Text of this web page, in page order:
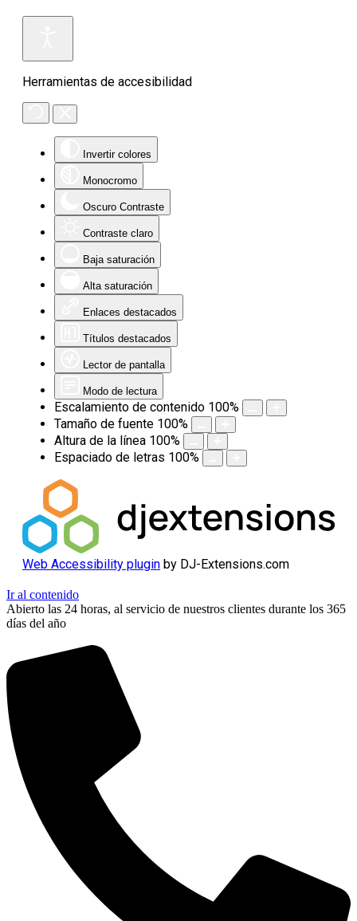
Herramientas de accesibilidad
Invertir colores
Monocromo
Oscuro Contraste
Contraste claro
Baja saturación
Alta saturación
Enlaces destacados
Títulos destacados
Lector de pantalla
Modo de lectura
Escalamiento de contenido 100%
Tamaño de fuente 100%
Altura de la línea 100%
Espaciado de letras 100%
Web Accessibility plugin by DJ-Extensions.com
Ir al contenido
Abierto las 24 horas, al servicio de nuestros clientes durante los 365
días del año